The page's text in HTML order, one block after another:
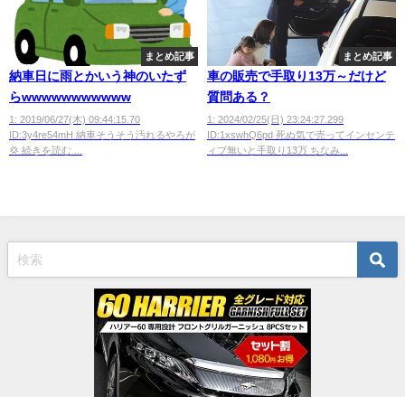
まとめ記事
納車日に雨とかいう神のいたず
らwwwwwwwwwww
1: 2019/06/27(木) 09:44:15.70
ID:3y4re54mH 納車そうそう汚れるやろが
💢 続きを読む ...
まとめ記事
車の販売で手取り13万～だけど
質問ある？
1: 2024/02/25(日) 23:24:27.299
ID:1xswhQ6pd 死ぬ気で売ってインセンテ
ィブ無いと手取り13万 ちなみ...